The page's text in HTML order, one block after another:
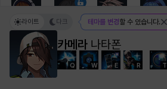
레온 루크 르노어
카메라 나타폰
Q W E R T
라이트 다크 테마를 변경할 수 있습니다.